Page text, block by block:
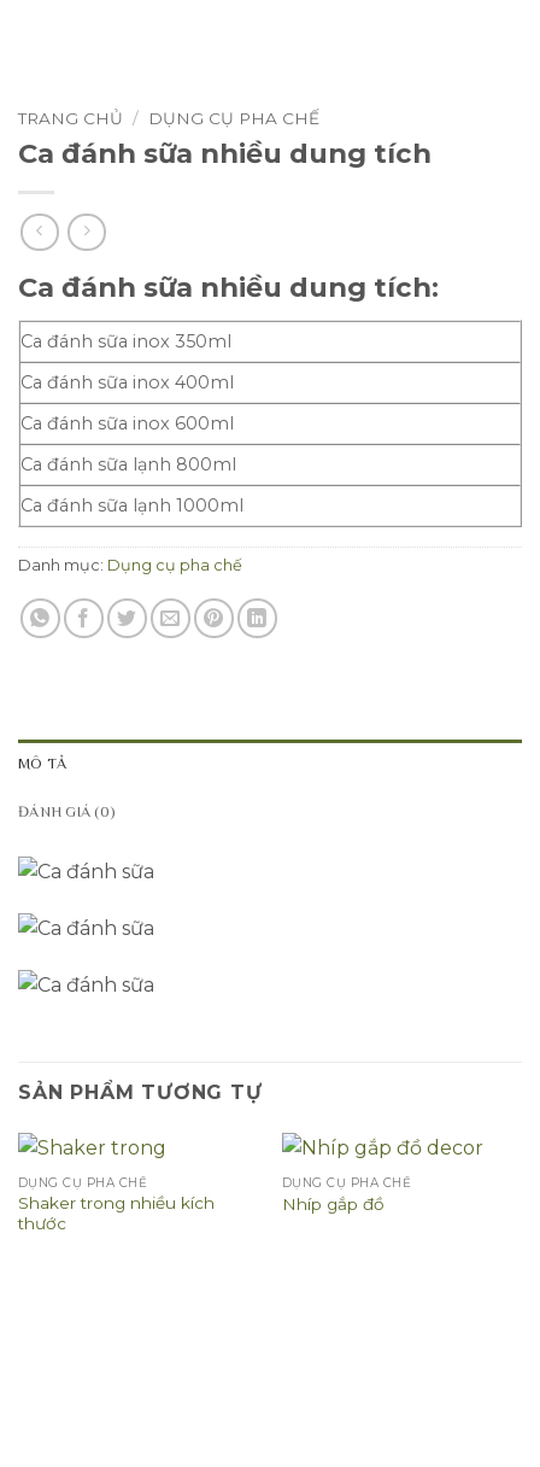
TRANG CHỦ / DỤNG CỤ PHA CHẾ
Ca đánh sữa nhiều dung tích
Ca đánh sữa nhiều dung tích:
Ca đánh sữa inox 350ml
Ca đánh sữa inox 400ml
Ca đánh sữa inox 600ml
Ca đánh sữa lạnh 800ml
Ca đánh sữa lạnh 1000ml
Danh mục: Dụng cụ pha chế
MÔ TẢ
ĐÁNH GIÁ (0)
SẢN PHẨM TƯƠNG TỰ
DỤNG CỤ PHA CHẾ
Shaker trong nhiều kích
thước
DỤNG CỤ PHA CHẾ
Nhíp gắp đồ